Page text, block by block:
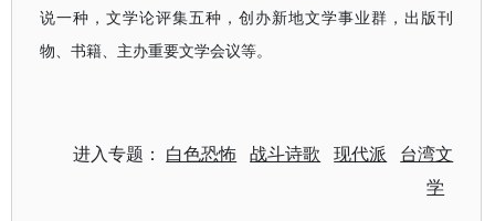
说一种，文学论评集五种，创办新地文学事业群，出版刊
物、书籍、主办重要文学会议等。
进入专题： 白色恐怖 战斗诗歌 现代派
台湾文
学